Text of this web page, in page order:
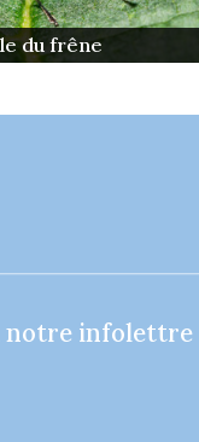
du frêne
notre infolettre